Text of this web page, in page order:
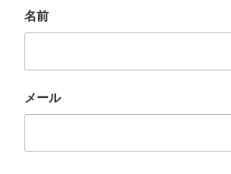
名前
メール